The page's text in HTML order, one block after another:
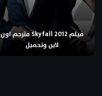
فيلم Skyfall 2012 مترجم اون
لاين وتحميل